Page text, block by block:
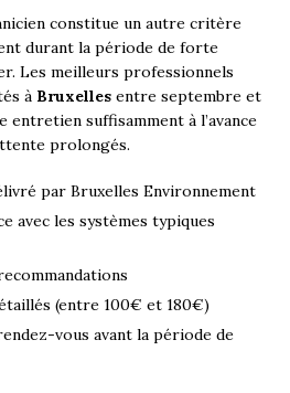
constitue un autre critère
durant la période de forte
Les meilleurs professionnels
à Bruxelles entre septembre et
suffisamment à l’avance
prolongés.
par Bruxelles Environnement
avec les systèmes typiques
(entre 100€ et 180€)
vous avant la période de